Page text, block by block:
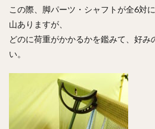
この際、脚パーツ・シャフトが全6対
山ありますが、
どのに荷重がかかるかを鑑みて、好み
い。